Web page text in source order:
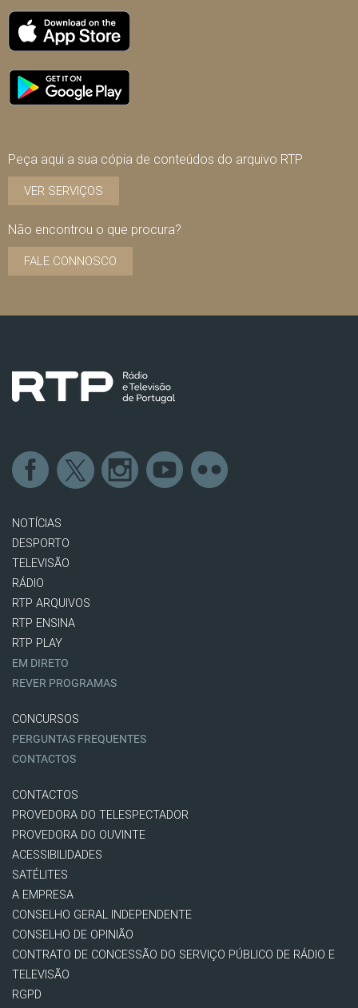
Peça aqui a sua cópia de conteúdos do arquivo RTP
VER SERVIÇOS
Não encontrou o que procura?
FALE CONNOSCO
NOTÍCIAS
DESPORTO
TELEVISÃO
RÁDIO
RTP ARQUIVOS
RTP ENSINA
RTP PLAY
EM DIRETO
REVER PROGRAMAS
CONCURSOS
PERGUNTAS FREQUENTES
CONTACTOS
CONTACTOS
PROVEDORA DO TELESPECTADOR
PROVEDORA DO OUVINTE
ACESSIBILIDADES
SATÉLITES
A EMPRESA
CONSELHO GERAL INDEPENDENTE
CONSELHO DE OPINIÃO
CONTRATO DE CONCESSÃO DO SERVIÇO PÚBLICO DE RÁDIO E
TELEVISÃO
RGPD